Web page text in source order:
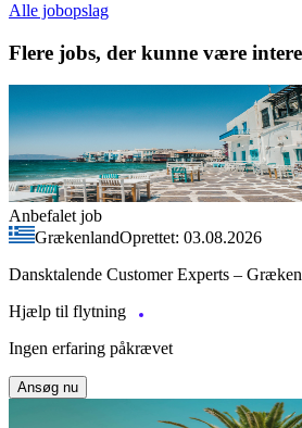
Alle jobopslag
Flere jobs, der kunne være
Anbefalet job
GrækenlandOprettet: 03.08.2026
Dansktalende Customer Experts –
Hjælp til flytning
Ingen erfaring påkrævet
Ansøg nu